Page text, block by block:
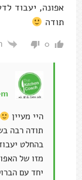
אפונה, יעבוד
תודה
0
היי מעיין
תודה רבה
בהחלט
מזו של
יחד עם